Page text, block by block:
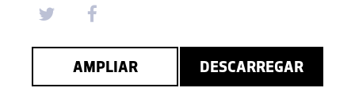
AMPLIAR DESCARREGAR